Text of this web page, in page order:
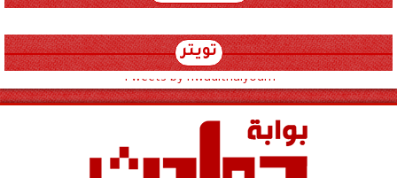
تويتر
Tweets by hwadithalyoum